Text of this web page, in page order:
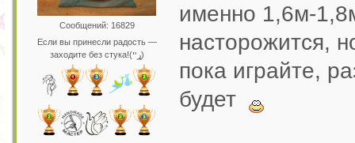
Сообщений: 16829
Если вы принесли радость —
заходите без стука!(ړײ)
именно 1,6м-
насторожится,
пока играйте,
будет